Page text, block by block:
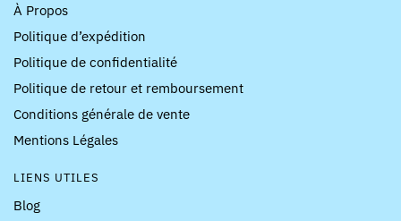
À Propos
Politique d’expédition
Politique de confidentialité
Politique de retour et remboursement
Conditions générale de vente
Mentions Légales
LIENS UTILES
Blog